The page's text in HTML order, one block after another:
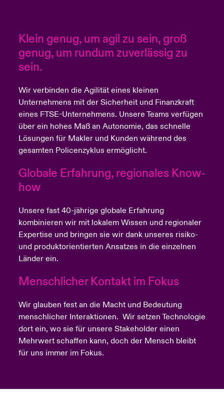
Klein genug, um agil zu sein, groß
genug, um rundum zuverlässig zu
sein.
Wir verbinden die Agilität eines kleinen
Unternehmens mit der Sicherheit und Finanzkraft
eines FTSE-Unternehmens. Unsere Teams verfügen
über ein hohes Maß an Autonomie, das schnelle
Lösungen für Makler und Kunden während des
gesamten Policenzyklus ermöglicht.
Globale Erfahrung, regionales Know-
how
Unsere fast 40-jährige globale Erfahrung
kombinieren wir mit lokalem Wissen und regionaler
Expertise und bringen sie wir dank unseres risiko-
und produktorientierten Ansatzes in die einzelnen
Länder ein.
Menschlicher Kontakt im Fokus
Wir glauben fest an die Macht und Bedeutung
menschlicher Interaktionen. Wir setzen Technologie
dort ein, wo sie für unsere Stakeholder einen
Mehrwert schaffen kann, doch der Mensch bleibt
für uns immer im Fokus.